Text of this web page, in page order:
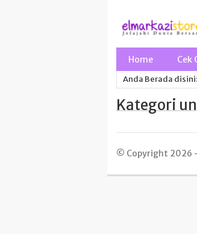
Home Cek
Anda Berada disini:
Kategori
© Copyright 2026